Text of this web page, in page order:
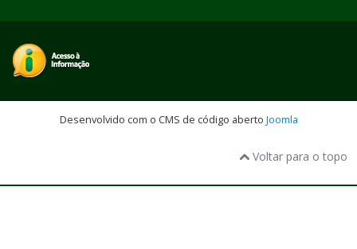
Desenvolvido com o CMS de código aberto Joomla
Voltar para o topo